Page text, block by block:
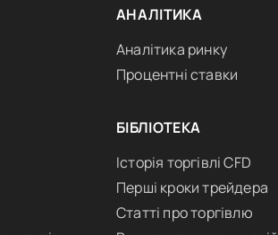
АНАЛІТИКА
Аналітика ринку
Процентні ставки
БІБЛІОТЕКА
Історія торгівлі CFD
Перші кроки трейдера
Статті про торгівлю